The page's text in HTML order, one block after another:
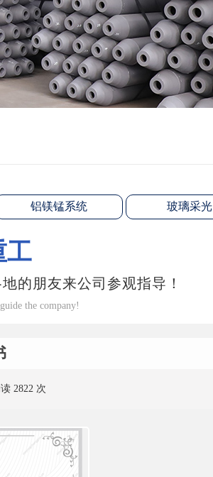
铝镁锰系统 玻璃采光
工
的朋友来公司参观指导！
the company!
2822 次